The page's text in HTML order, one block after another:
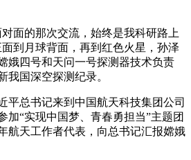
面的那次交流，始终是我科研路上
到月球背面，再到红色火星，孙泽
娥四号和天问一号探测器技术负责
我国深空探测纪录。
平总书记来到中国航天科技集团公司
加“实现中国梦、青春勇担当”主题团
航天工作者代表，向总书记汇报嫦娥